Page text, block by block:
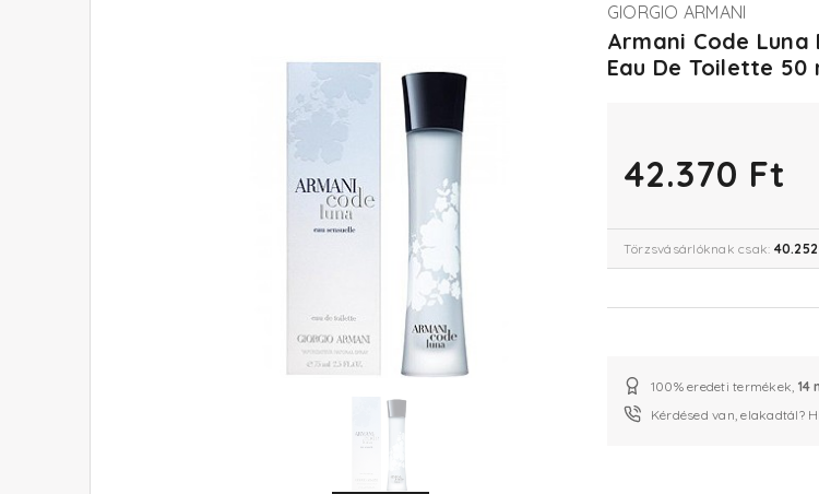
GIORGIO ARMANI
Armani Code Luna
Eau De Toilette 50
42.370 Ft
Törzsvásárlóknak csak:
100% eredeti termékek, 14
Kérdésed van, elakadtál?